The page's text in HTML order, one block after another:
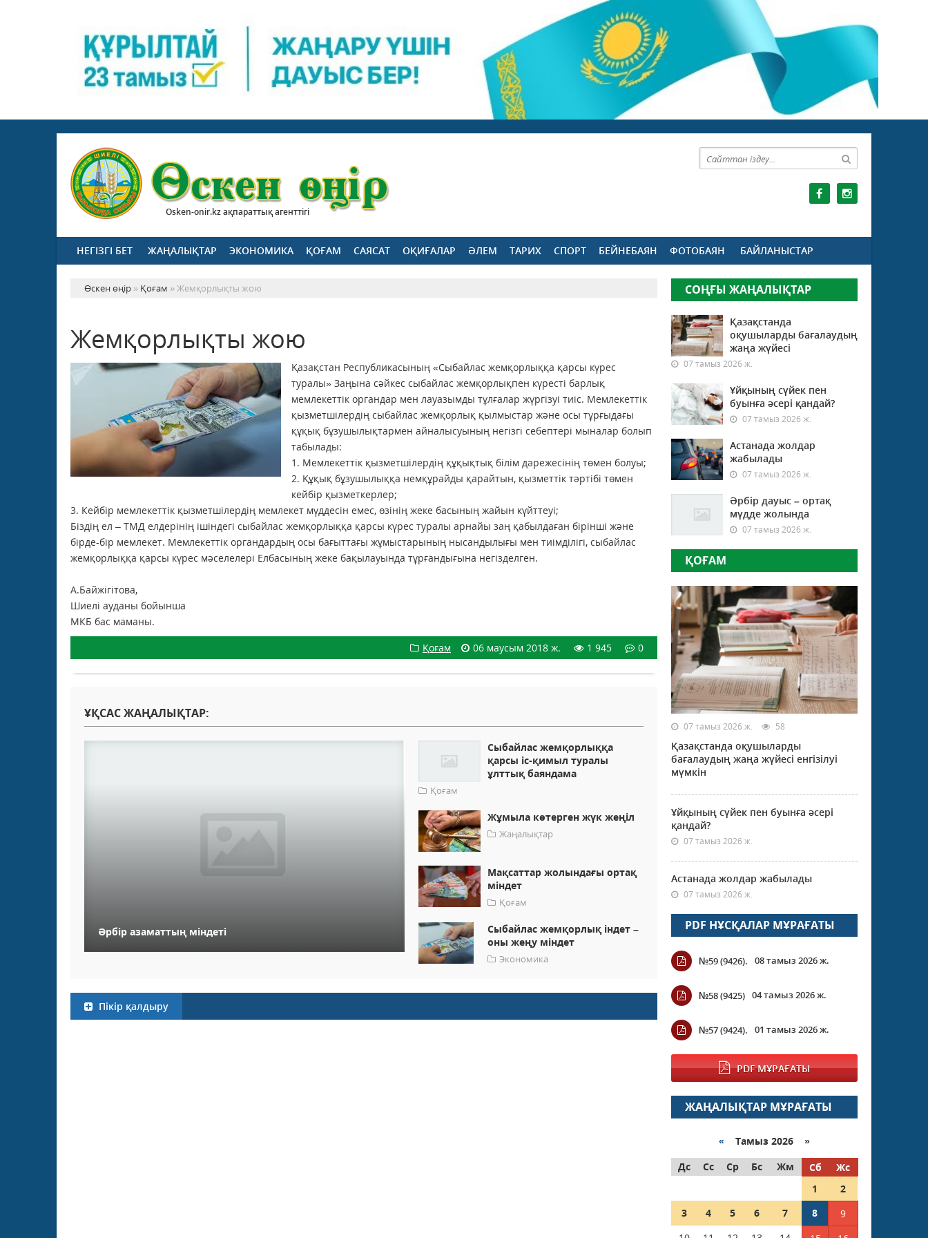
Osken-onir.kz ақпараттық агенттігі
НЕГІЗГІ БЕТ ЖАҢАЛЫҚТАР ЭКОНОМИКА ҚОҒАМ САЯСАТ ОҚИҒАЛАР ӘЛЕМ ТАРИХ СПОРТ БЕЙНЕБАЯН ФОТОБАЯН БАЙЛАНЫСТАР
Өскен өңір » Қоғам » Жемқорлықты жою
Жемқорлықты жою
Қазақстан Республикасының «Сыбайлас жемқорлыққа қарсы күрес
туралы» Заңына сәйкес сыбайлас жемқорлықпен күресті барлық
мемлекеттік органдар мен лауазымды тұлғалар жүргізуі тиіс. Мемлекеттік
қызметшілердің сыбайлас жемқорлық қылмыстар және осы тұрғыдағы
құқық бұзушылықтармен айналысуының негізгі себептері мыналар болып
табылады:
1. Мемлекеттік қызметшілердің құқықтық білім дәрежесінің төмен болуы;
2. Құқық бұзушылыққа немқұрайды қарайтын, қызметтік тәртібі төмен
кейбір қызметкерлер;
3. Кейбір мемлекеттік қызметшілердің мемлекет мүддесін емес, өзінің жеке басының жайын күйттеуі;
Біздің ел – ТМД елдерінің ішіндегі сыбайлас жемқорлыққа қарсы күрес туралы арнайы заң қабылдаған бірінші және
бірде-бір мемлекет. Мемлекеттік органдардың осы бағыттағы жұмыстарының нысандылығы мен тиімділігі, сыбайлас
жемқорлыққа қарсы күрес мәселелері Елбасының жеке бақылауында тұрғандығына негізделген.
А.Байжігітова,
Шиелі ауданы бойынша
МКБ бас маманы.
Қоғам
06 маусым 2018 ж. 1 945 0
ҰҚСАС ЖАҢАЛЫҚТАР:
Әрбір азаматтың міндеті
Сыбайлас жемқорлыққа
қарсы іс-қимыл туралы
ұлттық баяндама
Қоғам
Жұмыла көтерген жүк жеңіл
Жаңалықтар
Мақсаттар жолындағы ортақ
міндет
Қоғам
Сыбайлас жемқорлық індет –
оны жеңу міндет
Экономика
Пікір қалдыру
СОҢҒЫ ЖАҢАЛЫҚТАР
Қазақстанда
оқушыларды бағалаудың
жаңа жүйесі
07 тамыз 2026 ж.
Ұйқының сүйек пен
буынға әсері қандай?
07 тамыз 2026 ж.
Астанада жолдар
жабылады
07 тамыз 2026 ж.
Әрбір дауыс – ортақ
мүдде жолында
07 тамыз 2026 ж.
ҚОҒАМ
07 тамыз 2026 ж. 58
Қазақстанда оқушыларды
бағалаудың жаңа жүйесі енгізілуі
мүмкін
Ұйқының сүйек пен буынға әсері
қандай?
07 тамыз 2026 ж.
Астанада жолдар жабылады
07 тамыз 2026 ж.
PDF НҰСҚАЛАР МҰРАҒАТЫ
№59 (9426). 08 тамыз 2026 ж.
№58 (9425) 04 тамыз 2026 ж.
№57 (9424). 01 тамыз 2026 ж.
PDF МҰРАҒАТЫ
ЖАҢАЛЫҚТАР МҰРАҒАТЫ
« Тамыз 2026 »
Дс
Сс Ср Бс Жм Сб
Жс
1
2
3
4 5 6 7 8
9